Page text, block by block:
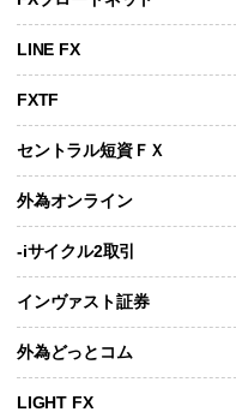
LINE FX
FXTF
セントラル短資ＦＸ
外為オンライン
-iサイクル2取引
インヴァスト証券
外為どっとコム
LIGHT FX